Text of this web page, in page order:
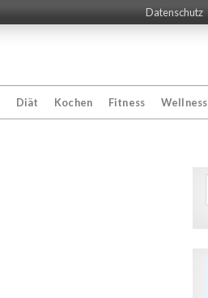
Datenschutz
Diät Kochen Fitness Wellness